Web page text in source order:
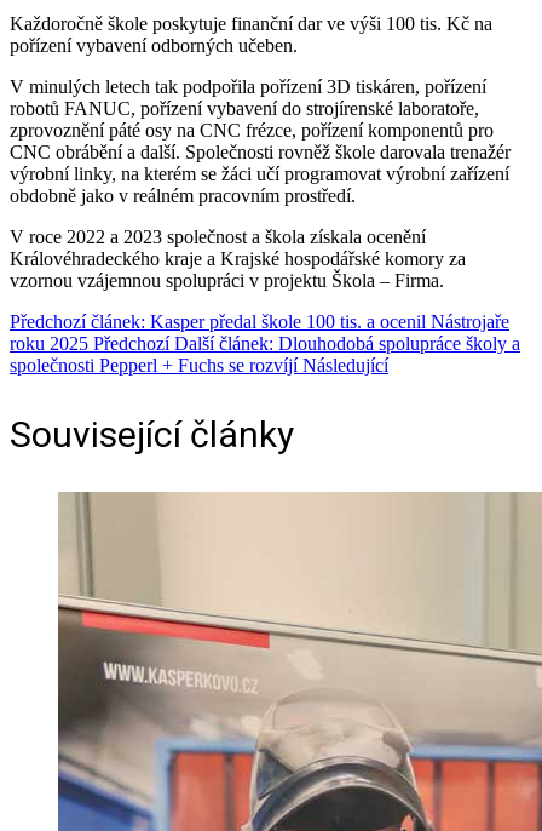
Každoročně škole poskytuje finanční dar ve výši 100 tis. Kč na
pořízení vybavení odborných učeben.
V minulých letech tak podpořila pořízení 3D tiskáren, pořízení
robotů FANUC, pořízení vybavení do strojírenské laboratoře,
zprovoznění páté osy na CNC frézce, pořízení komponentů pro
CNC obrábění a další. Společnosti rovněž škole darovala trenažér
výrobní linky, na kterém se žáci učí programovat výrobní zařízení
obdobně jako v reálném pracovním prostředí.
V roce 2022 a 2023 společnost a škola získala ocenění
Královéhradeckého kraje a Krajské hospodářské komory za
vzornou vzájemnou spolupráci v projektu Škola – Firma.
Předchozí článek: Kasper předal škole 100 tis. a ocenil Nástrojaře
roku 2025 Předchozí Další článek: Dlouhodobá spolupráce školy a
společnosti Pepperl + Fuchs se rozvíjíNásledující
Související články